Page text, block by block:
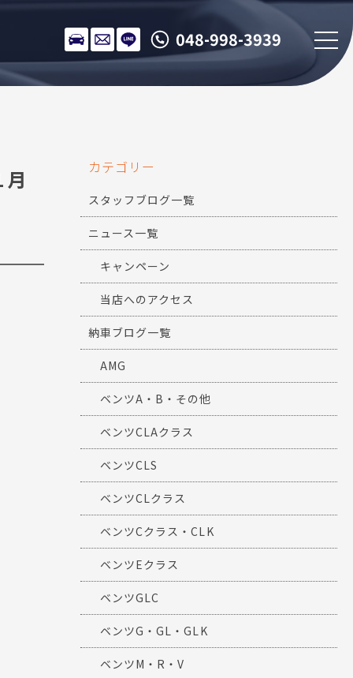
048-998-3939
カテゴリー
スタッフブログ一覧
ニュース一覧
キャンペーン
当店へのアクセス
納車ブログ一覧
AMG
ベンツA・B・その他
ベンツCLAクラス
ベンツCLS
ベンツCLクラス
ベンツCクラス・CLK
ベンツEクラス
ベンツGLC
ベンツG・GL・GLK
ベンツM・R・V